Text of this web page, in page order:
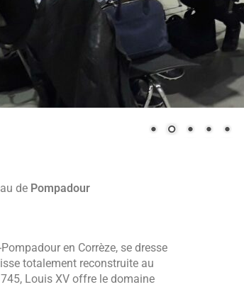
de Pompadour
Pompadour en Corrèze, se dresse
totalement reconstruite au
Louis XV offre le domaine